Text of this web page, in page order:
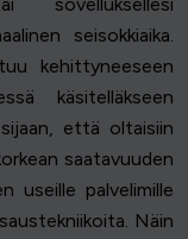
sovelluksellesi
seisokkiaika.
kehittyneeseen
käsitelläkseen
että oltaisiin
saatavuuden
useille palvelimille
Näin